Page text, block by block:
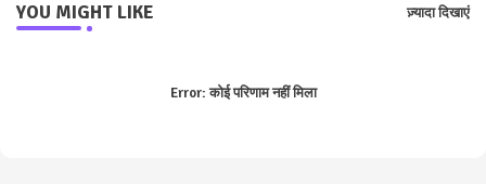
YOU MIGHT LIKE ज़्यादा दिखाएं
Error:कोई परिणाम नहीं मिला